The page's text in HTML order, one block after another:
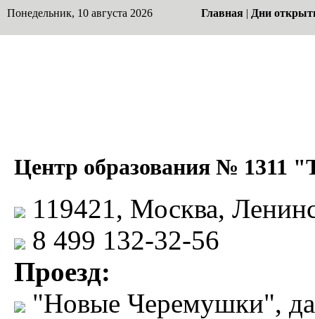
Понедельник, 10 августа 2026 Главная | Дни
Центр образования № 1311
119421, Москва,
8 499 132-32-56
Проезд:
"Новые Черемушки",